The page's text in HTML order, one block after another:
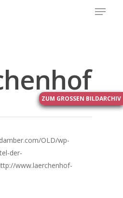
ZUM GROSSEN BILDARCHIV
OLD/wp-
der-
www.laerchenhof-